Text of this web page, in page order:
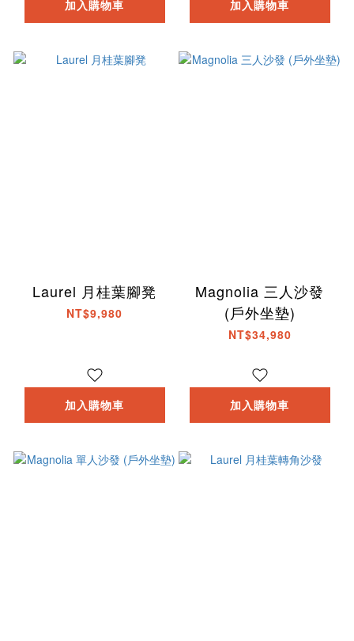
加入購物車 加入購物車
Laurel 月桂葉腳凳
NT$9,980
加入購物車
Magnolia 三人沙發
(戶外坐墊)
NT$34,980
加入購物車